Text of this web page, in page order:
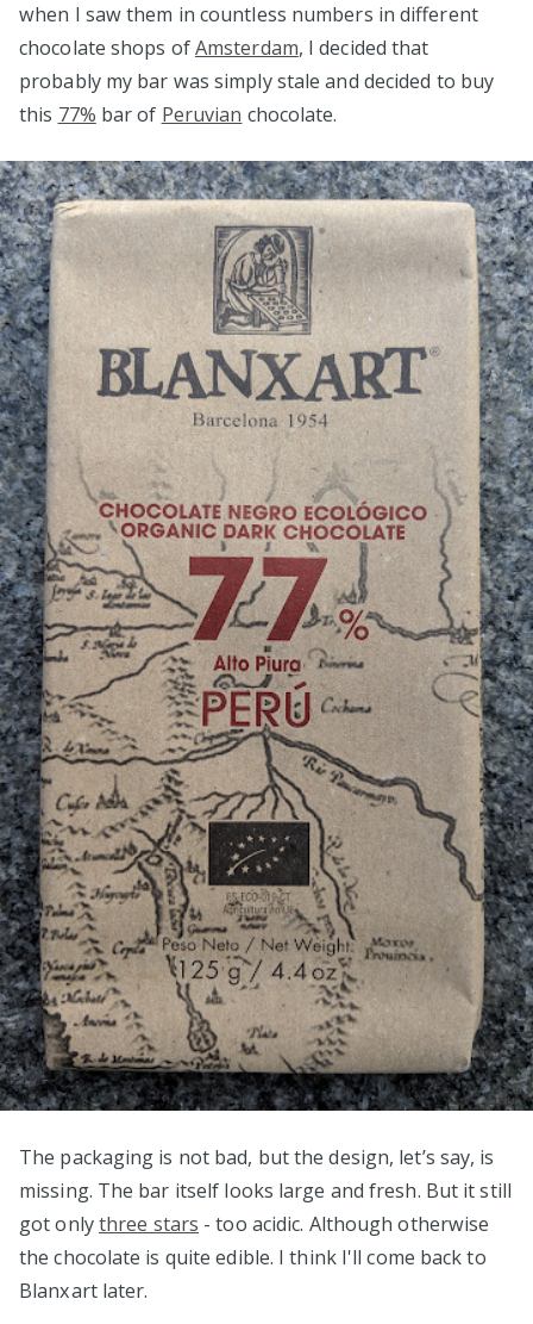
when I saw them in countless numbers in different
chocolate shops ofAmsterdam, I decided that
probably my bar was simply stale and decided to buy
this 77% bar of Peruvian chocolate.
The packaging is not bad, but the design, let’s say, is
missing. The bar itself looks large and fresh. But it still
got onlythree stars - too acidic. Although otherwise
the chocolate is quite edible. I think I'll come back to
Blanxart later.